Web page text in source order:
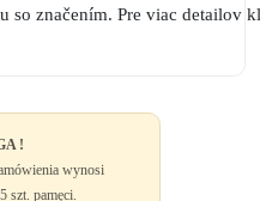
so značením. Pre viac detailov
!
wynosi
szt. pamęci.